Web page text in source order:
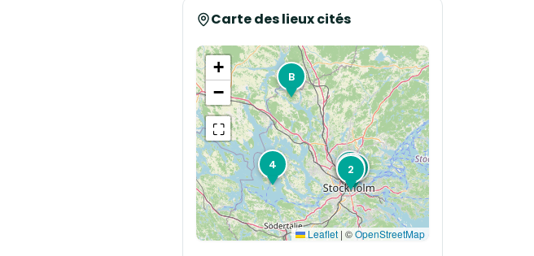
Carte des lieux cités
1
2
3
4 A
B
+
−
⛶
Leaflet | ©OpenStreetMap